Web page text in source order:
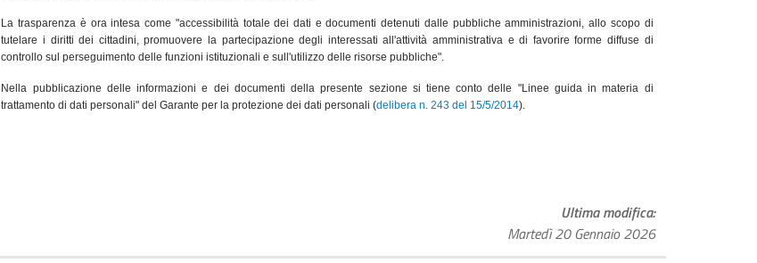
La trasparenza è ora intesa come "accessibilità totale dei dati e documenti detenuti dalle pubbliche amministrazioni, allo scopo di
tutelare i diritti dei cittadini, promuovere la partecipazione degli interessati all'attività amministrativa e di favorire forme diffuse di
controllo sul perseguimento delle funzioni istituzionali e sull'utilizzo delle risorse pubbliche".
Nella pubblicazione delle informazioni e dei documenti della presente sezione si tiene conto delle "Linee guida in materia di
trattamento di dati personali" del Garante per la protezione dei dati personali (delibera n. 243 del 15/5/2014).
Ultima modifica
Martedì 20 Gennaio 2026